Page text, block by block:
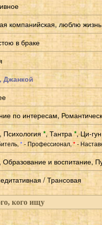
компанийская, люблю жизнь
в браке
Джанкой
по интересам,
, Психология *, Тантра*,Ци-гун
* - Профессионал,*-
Образование и воспитание,
/ Трансовая
кого ищу